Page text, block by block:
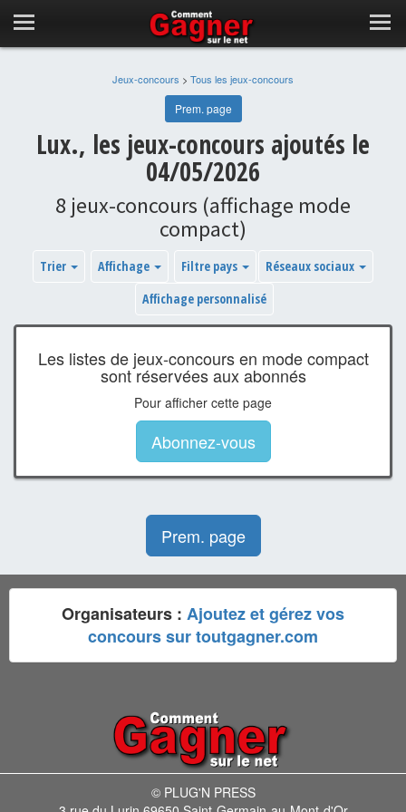
Jeux-concours > Tous les jeux-concours
Prem. page
Lux., les jeux-concours ajoutés le
04/05/2026
8 jeux-concours (affichage mode
compact)
Trier Affichage Filtre pays
Réseaux sociaux
Affichage personnalisé
Les listes de jeux-concours en mode compact
sont réservées aux abonnés
Pour afficher cette page
Abonnez-vous
Prem. page
Organisateurs : Ajoutez et gérez vos
concours sur toutgagner.com
© PLUG'N PRESS